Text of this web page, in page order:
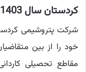
کردستان سال 1403
شرکت پتروشیمی
خود را از بین
مقاطع تحصیلی